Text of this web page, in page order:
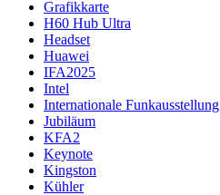
Grafikkarte
H60 Hub Ultra
Headset
Huawei
IFA2025
Intel
Internationale Funkausstellung
Jubiläum
KFA2
Keynote
Kingston
Kühler